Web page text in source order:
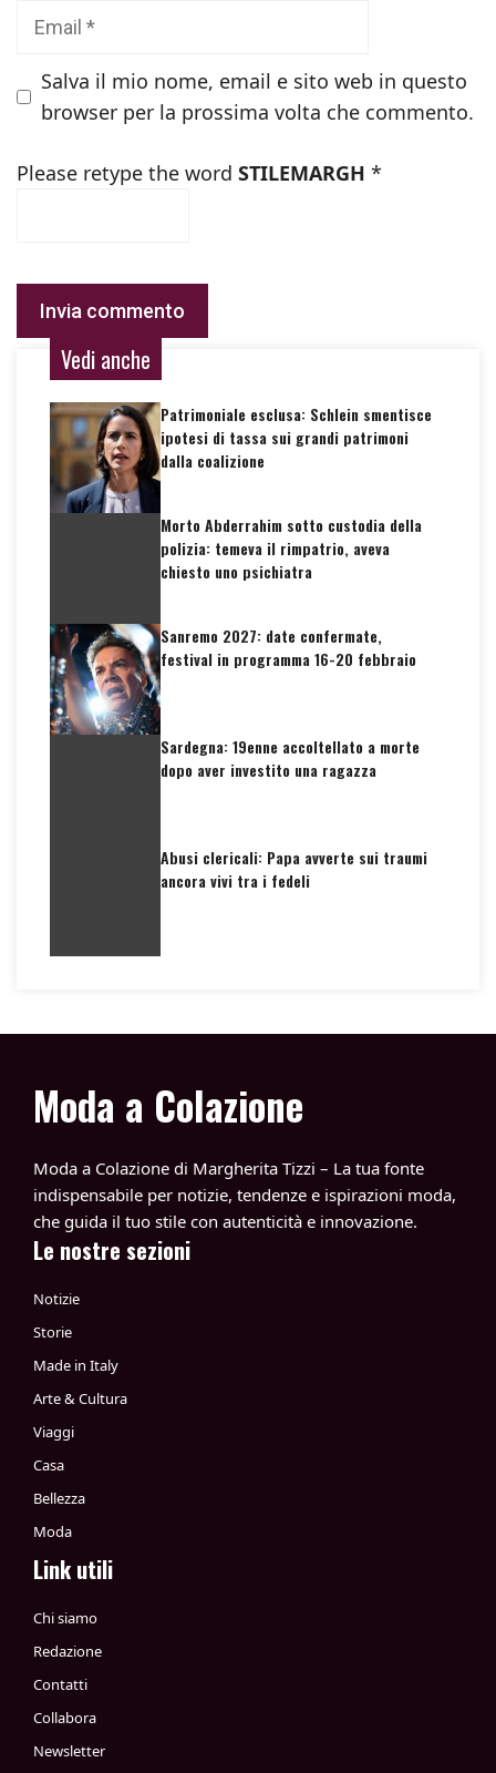
Salva il mio nome, email e sito web in questo
browser per la prossima volta che commento.
Please retype the word STILEMARGH *
Vedi anche
Patrimoniale esclusa: Schlein smentisce
ipotesi di tassa sui grandi patrimoni
dalla coalizione
Morto Abderrahim sotto custodia della
polizia: temeva il rimpatrio, aveva
chiesto uno psichiatra
Sanremo 2027: date confermate,
festival in programma 16-20 febbraio
Sardegna: 19enne accoltellato a morte
dopo aver investito una ragazza
Abusi clericali: Papa avverte sui traumi
ancora vivi tra i fedeli
Moda a Colazione
Moda a Colazione di Margherita Tizzi – La tua fonte
indispensabile per notizie, tendenze e ispirazioni moda,
che guida il tuo stile con autenticità e innovazione.
Le nostre sezioni
Notizie
Storie
Made in Italy
Arte & Cultura
Viaggi
Casa
Bellezza
Moda
Link utili
Chi siamo
Redazione
Contatti
Collabora
Newsletter